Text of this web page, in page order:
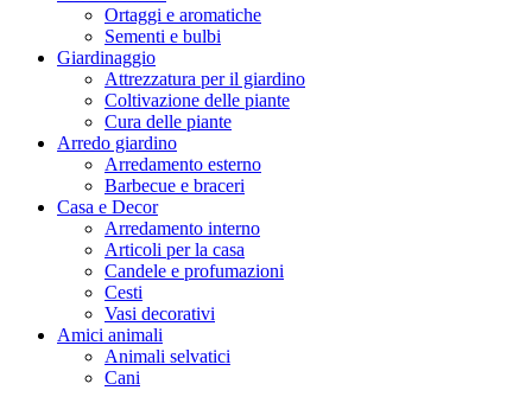
Ortaggi e aromatiche
Sementi e bulbi
Giardinaggio
Attrezzatura per il giardino
Coltivazione delle piante
Cura delle piante
Arredo giardino
Arredamento esterno
Barbecue e braceri
Casa e Decor
Arredamento interno
Articoli per la casa
Candele e profumazioni
Cesti
Vasi decorativi
Amici animali
Animali selvatici
Cani